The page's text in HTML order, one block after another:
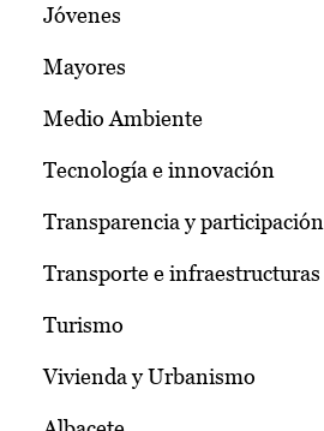
Jóvenes
Mayores
Medio Ambiente
Tecnología e innovación
Transparencia y participación
Transporte e infraestructuras
Turismo
Vivienda y Urbanismo